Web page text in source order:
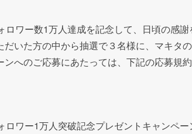
ロワー数1万人達成を記念して、日頃の感
だいた方の中から抽選で３名様に、マキタ
ンへのご応募にあたっては、下記の応募規
ロワー1万人突破記念プレゼントキャンペ